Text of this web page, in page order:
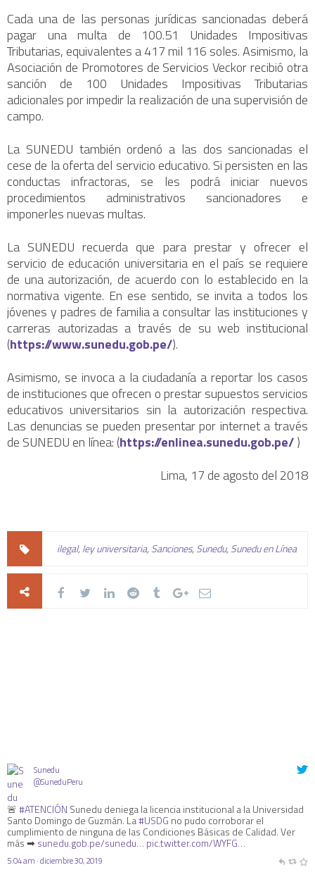
Cada una de las personas jurídicas sancionadas deberá
pagar una multa de 100.51 Unidades Impositivas
Tributarias, equivalentes a 417 mil 116 soles. Asimismo, la
Asociación de Promotores de Servicios Veckor recibió otra
sanción de 100 Unidades Impositivas Tributarias
adicionales por impedir la realización de una supervisión de
campo.
La SUNEDU también ordenó a las dos sancionadas el
cese de la oferta del servicio educativo. Si persisten en las
conductas infractoras, se les podrá iniciar nuevos
procedimientos administrativos sancionadores e
imponerles nuevas multas.
La SUNEDU recuerda que para prestar y ofrecer el
servicio de educación universitaria en el país se requiere
de una autorización, de acuerdo con lo establecido en la
normativa vigente. En ese sentido, se invita a todos los
jóvenes y padres de familia a consultar las instituciones y
carreras autorizadas a través de su web institucional
(https://www.sunedu.gob.pe/).
Asimismo, se invoca a la ciudadanía a reportar los casos
de instituciones que ofrecen o prestar supuestos servicios
educativos universitarios sin la autorización respectiva.
Las denuncias se pueden presentar por internet a través
de SUNEDU en línea: (https://enlinea.sunedu.gob.pe/)
Lima, 17 de agosto del 2018
ilegal,ley universitaria,Sanciones,Sunedu,Sunedu en Línea
Sunedu
@SuneduPeru
🚨#ATENCIÓN Sunedu deniega la licencia institucional a la Universidad
Santo Domingo de Guzmán. La#USDG no pudo corroborar el
cumplimiento de ninguna de las Condiciones Básicas de Calidad. Ver
más ➡ sunedu.gob.pe/sunedu… pic.twitter.com/WYFG…
5:04 am · diciembre 30, 2019